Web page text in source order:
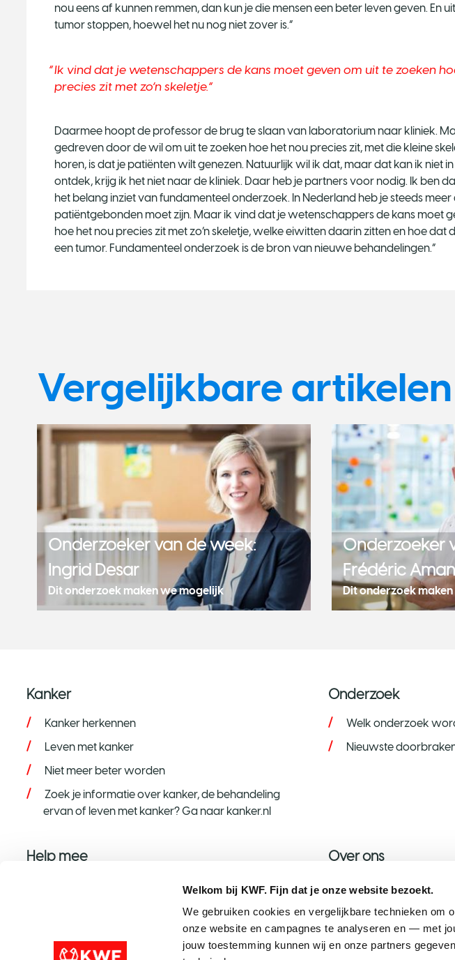
Welkom bij KWF. Fijn dat je onze website bezoekt.
We gebruiken cookies en vergelijkbare technieken om
onze website en campagnes te analyseren en — met
jouw toestemming kunnen wij en onze partners
nou eens af kunnen remmen, dan kun je die mensen een beter leven geven. En
tumor stoppen, hoewel het nu nog niet zover is.”
Ik vind dat je wetenschappers de kans moet geven om uit te zoeken
precies zit met zo’n skeletje.
Daarmee hoopt de professor de brug te slaan van laboratorium naar kliniek.
gedreven door de wil om uit te zoeken hoe het nou precies zit, met die kleine
horen, is dat je patiënten wilt genezen. Natuurlijk wil ik dat, maar dat kan ik niet in
ontdek, krijg ik het niet naar de kliniek. Daar heb je partners voor nodig. Ik ben
het belang inziet van fundamenteel onderzoek. In Nederland heb je steeds
patiëntgebonden moet zijn. Maar ik vind dat je wetenschappers de kans moet
hoe het nou precies zit met zo’n skeletje, welke eiwitten daarin zitten en hoe dat
een tumor. Fundamenteel onderzoek is de bron van nieuwe behandelingen.”
Vergelijkbare artikelen
Onderzoeker van de week:
Ingrid Desar
Dit onderzoek maken we mogelijk
Onderzoeker
Frédéric
Dit onderzoek
Kanker
Kanker herkennen
Leven met kanker
Niet meer beter worden
Zoek je informatie over kanker, de behandeling
ervan of leven met kanker? Ga naar kanker.nl
Onderzoek
Welk onderzoek
Nieuwste
Help mee
Steun met een grote gift
Over ons
Over KWF
Nieuws
Onze ambassadeurs